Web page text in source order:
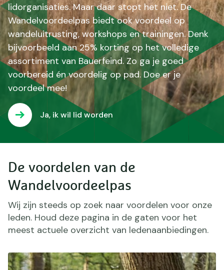
lidorganisaties. Maar daar stopt het niet. De
Wandelvoordeelpas biedt ook voordeel op
wandeluitrusting, workshops en trainingen. Denk
bijvoorbeeld aan 25% korting op het volledige
assortiment van Bauerfeind. Zo ga je goed
voorbereid én voordelig op pad. Doe er je
voordeel mee!
Ja, ik wil lid worden
De voordelen van de
Wandelvoordeelpas
Wij zijn steeds op zoek naar voordelen voor onze
leden. Houd deze pagina in de gaten voor het
meest actuele overzicht van ledenaanbiedingen.